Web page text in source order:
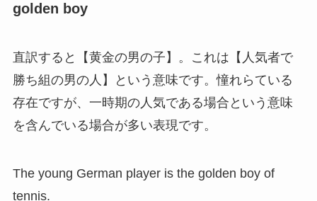
golden boy
直訳すると【黄金の男の子】。これは【人気者で
勝ち組の男の人】という意味です。憧れらている
存在ですが、一時期の人気である場合という意味
を含んでいる場合が多い表現です。
The young German player is the golden boy of
tennis.